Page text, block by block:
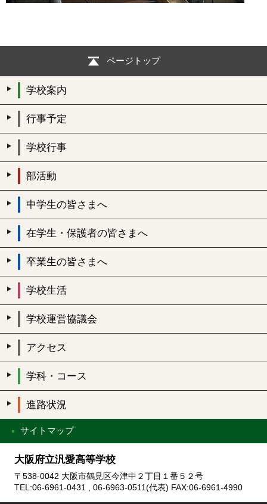
ページトップ
学校案内
行事予定
学校行事
部活動
中学生の皆さまへ
在学生・保護者の皆さまへ
卒業生の皆さまへ
学校生活
学校運営協議会
アクセス
学科・コース
進路状況
サイトマップ
大阪府立汎愛高等学校
〒538-0042 大阪市鶴見区今津中２丁目１番５２号
TEL:06-6961-0431 , 06-6963-0511(代表) FAX:06-6961-4990